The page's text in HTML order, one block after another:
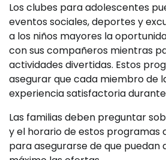
Los clubes para adolescentes
eventos sociales, deportes y
a los niños mayores la
con sus compañeros mientras
actividades divertidas. Estos
asegurar que cada miembro de
experiencia satisfactoria
Las familias deben preguntar
y el horario de estos programas
para asegurarse de que puedan